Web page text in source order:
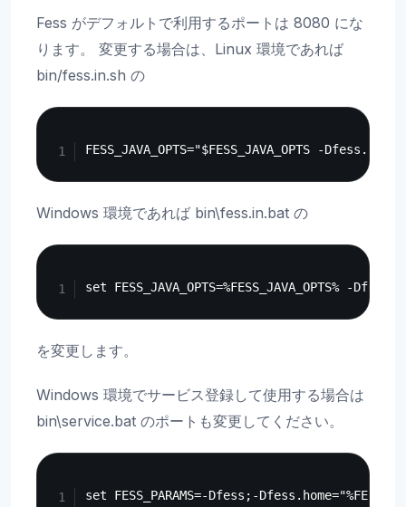
Fess がデフォルトで利用するポートは 8080 にな
ります。 変更する場合は、Linux 環境であれば
bin/fess.in.sh の
Windows 環境であれば bin\fess.in.bat の
を変更します。
Windows 環境でサービス登録して使用する場合は
bin\service.bat のポートも変更してください。